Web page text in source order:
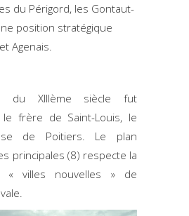
du Périgord, les Gontaut-
position stratégique
Agenais.
du XIIIème siècle fut
frère de Saint-Louis, le
de Poitiers. Le plan
principales (8) respecte la
« villes nouvelles » de